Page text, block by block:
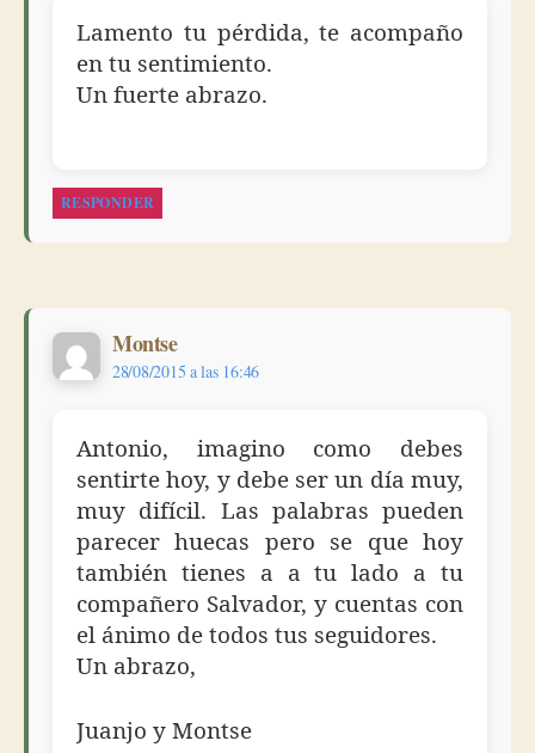
Lamento tu pérdida, te acompaño
en tu sentimiento.
Un fuerte abrazo.
RESPONDER
Montsedice:
28/08/2015 a las 16:46
Antonio, imagino como debes
sentirte hoy, y debe ser un día muy,
muy difícil. Las palabras pueden
parecer huecas pero se que hoy
también tienes a a tu lado a tu
compañero Salvador, y cuentas con
el ánimo de todos tus seguidores.
Un abrazo,
Juanjo y Montse